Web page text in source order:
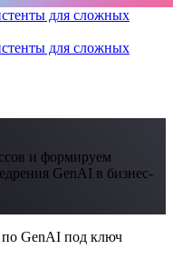
и формируем
GenAI в бизнес-
GenAI под ключ